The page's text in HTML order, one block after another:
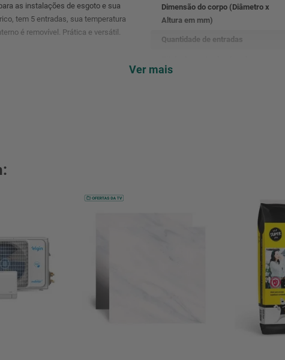
as instalações de esgoto e sua
tem 5 entradas, sua temperatura
é removível. Prática e versátil.
Dimensão do corpo (Diâmetro x
Altura em mm)
Quantidade de entradas
Ver mais